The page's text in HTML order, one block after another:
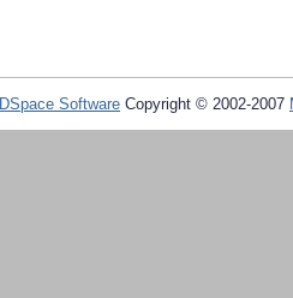
DSpace Software Copyright © 2002-2007